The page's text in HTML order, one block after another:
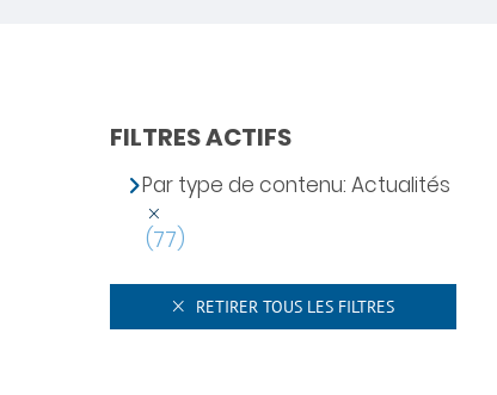
FILTRES ACTIFS
Par type de contenu: Actualités
(77)
RETIRER TOUS LES FILTRES